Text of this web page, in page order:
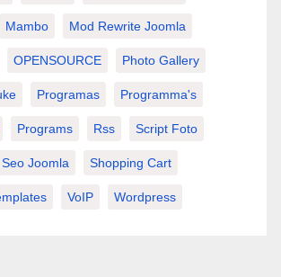
Mambo Mod Rewrite Joomla
OPENSOURCE Photo Gallery
Programas Programma's
Programs Rss Script Foto
Seo Joomla Shopping Cart
VoIP Wordpress